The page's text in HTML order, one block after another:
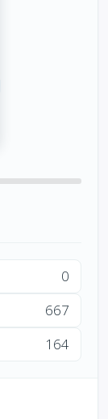
0
667
164